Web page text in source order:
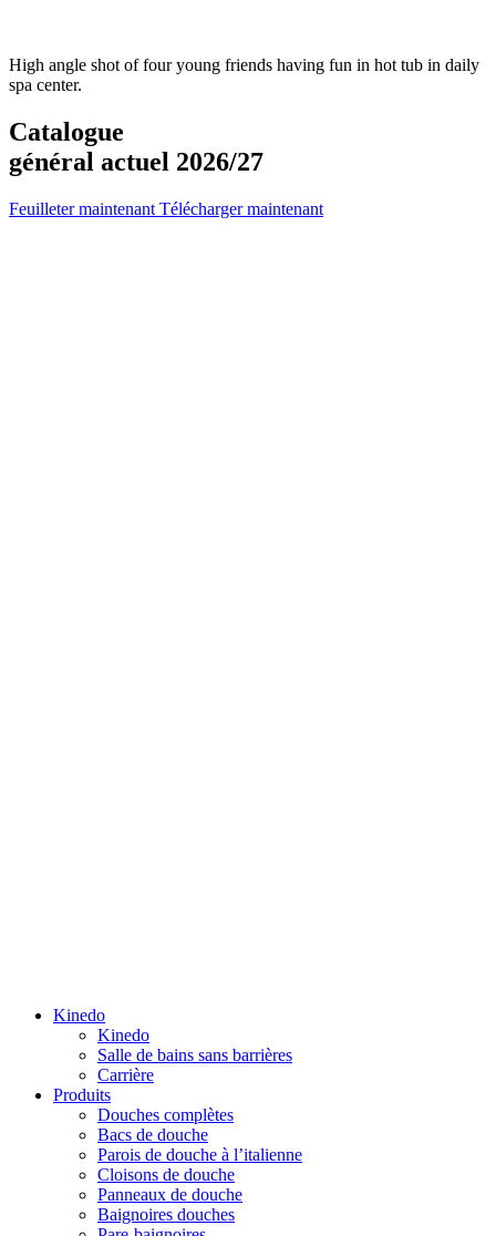
High angle shot of four young friends having fun in hot tub in daily
spa center.
Catalogue
général actuel 2026/27
Feuilleter maintenant Télécharger maintenant
Kinedo
Kinedo
Salle de bains sans barrières
Carrière
Produits
Douches complètes
Bacs de douche
Parois de douche à l’italienne
Cloisons de douche
Panneaux de douche
Baignoires douches